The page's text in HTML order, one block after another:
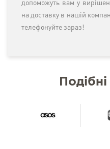
допоможуть вам у
на доставку в нашій
телефонуйте зараз!